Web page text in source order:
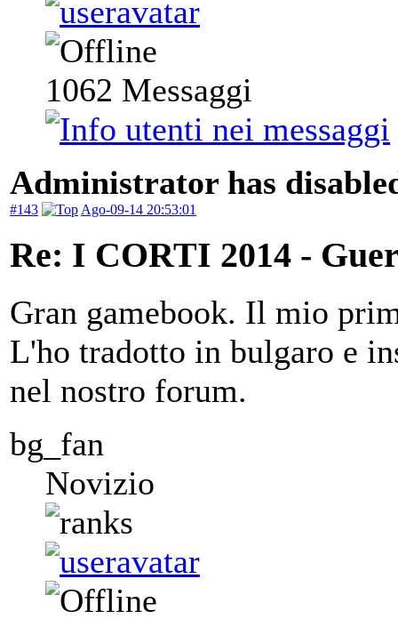
1062 Messaggi
Administrator has
#143 Ago-09-14 20:53:01
Re: I CORTI 2014 -
Gran gamebook. Il mio
L'ho tradotto in bulgaro e
nel nostro forum.
bg_fan
Novizio